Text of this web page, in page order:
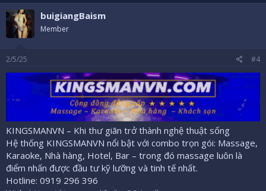
buigiangBaism
Member
2/5/25 #4
KINGSMANVN – Khi thư giãn trở thành nghệ thuật sống
Hệ thống KINGSMANVN nổi bật với combo trọn gói: Massage,
Karaoke, Nhà hàng, Hotel, Bar – trong đó massage luôn là
điểm nhấn được đầu tư kỹ lưỡng và tinh tế nhất.
Hotline: 0919 296 396